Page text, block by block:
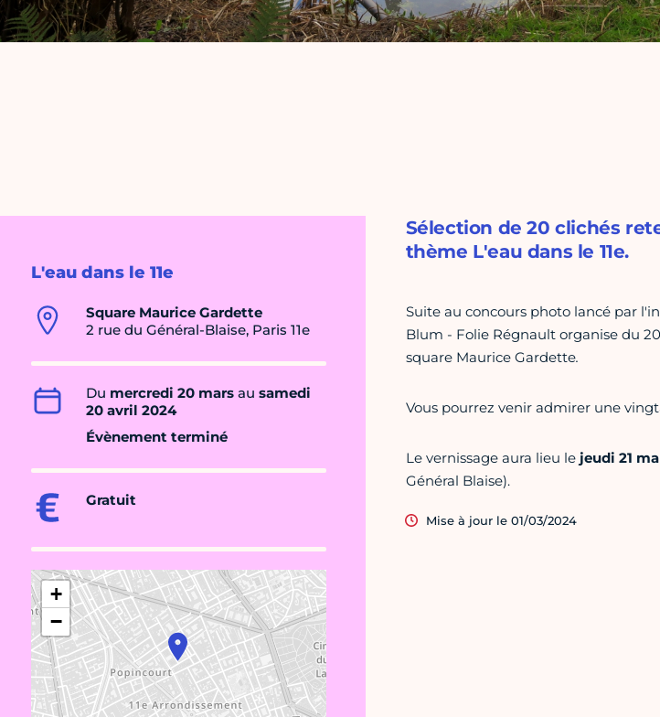
L'eau dans le 11e
Square Maurice Gardette
2 rue du Général-Blaise, Paris 11e
Du mercredi 20 mars au samedi
20 avril 2024
Évènement terminé
Gratuit
+
−
Sélection de 20 clichés
thème L'eau dans le 11e.
Suite au concours photo lancé par
Blum - Folie Régnault organise du
square Maurice Gardette.
Vous pourrez venir admirer une
Le vernissage aura lieu le jeudi 21
Général Blaise).
Mise à jour le 01/03/2024